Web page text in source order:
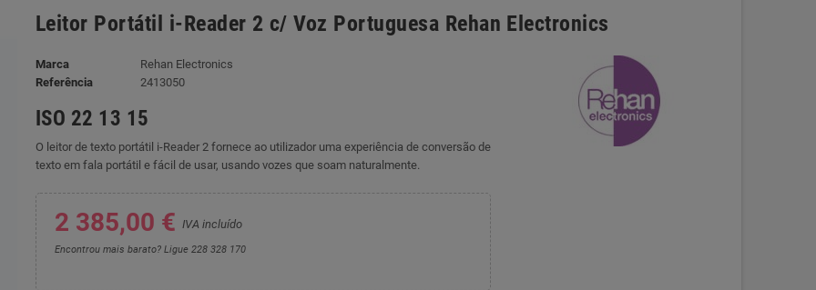
Leitor Portátil i-Reader 2 c/ Voz Portuguesa Rehan Electronics
Marca
Rehan Electronics
Referência
2413050
ISO 22 13 15
O leitor de texto portátil i-Reader 2 fornece ao utilizador uma experiência de conversão de
texto em fala portátil e fácil de usar, usando vozes que soam naturalmente.
2 385,00 € IVA incluído
Encontrou mais barato? Ligue 228 328 170